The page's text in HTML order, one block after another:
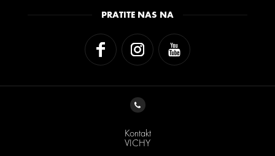
PRATITE NAS NA
Kontakt
VICHY